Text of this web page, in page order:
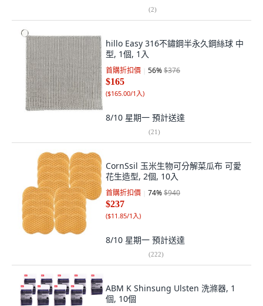
(2)
hillo Easy 316不鏽鋼半永久鋼絲球 中
型, 1個, 1入
首購折扣價 56%$376
$165
($165.00/1入)
8/10 星期一 預計送達
(21)
CornSsil 玉米生物可分解菜瓜布 可愛
花生造型, 2個, 10入
首購折扣價 74%$940
$237
($11.85/1入)
8/10 星期一 預計送達
(222)
ABM K Shinsung Ulsten 洗滌器, 1
個, 10個